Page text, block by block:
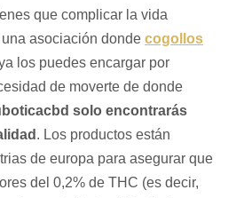
que complicar la vida
asociación donde cogollos
los puedes encargar por
de moverte de donde
solo encontrarás
. Los productos están
de europa para asegurar que
del 0,2% de THC (es decir,